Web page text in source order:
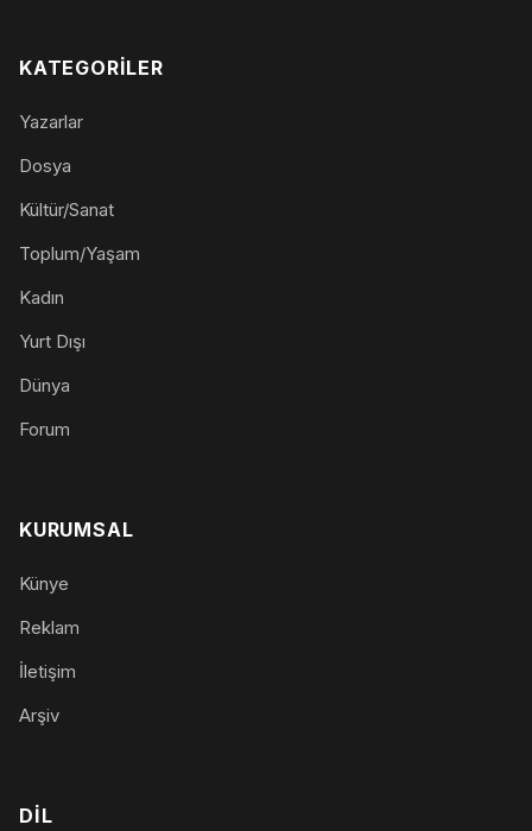
KATEGORILER
Yazarlar
Dosya
Kültür/Sanat
Toplum/Yaşam
Kadın
Yurt Dışı
Dünya
Forum
KURUMSAL
Künye
Reklam
İletişim
Arşiv
DIL